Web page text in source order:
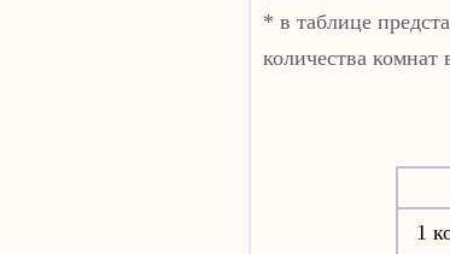
* в таблице
количества
1